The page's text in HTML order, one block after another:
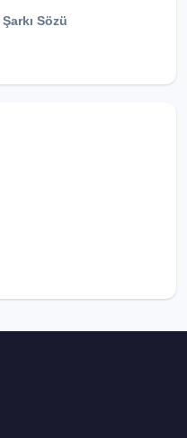
Şarkı Sözü